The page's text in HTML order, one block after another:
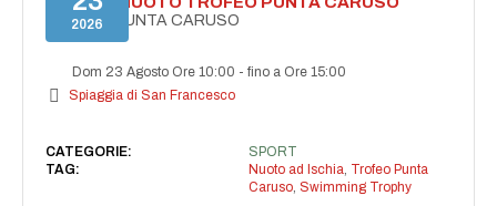
2026
TROFEO PUNTA CARUSO
Dom 23 Agosto Ore 10:00 -fino a Ore 15:00
Spiaggia di San Francesco
CATEGORIE:
SPORT
TAG:
Nuoto ad Ischia, Trofeo Punta
Caruso, Swimming Trophy